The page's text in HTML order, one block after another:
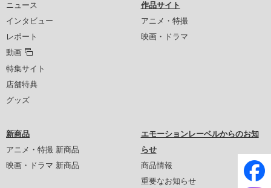
ニュース
インタビュー
レポート
動画
特集サイト
店舗特典
グッズ
作品サイト
アニメ・特撮
映画・ドラマ
新商品
アニメ・特撮 新商品
映画・ドラマ 新商品
エモーションレーベルからのお知
らせ
商品情報
重要なお知らせ